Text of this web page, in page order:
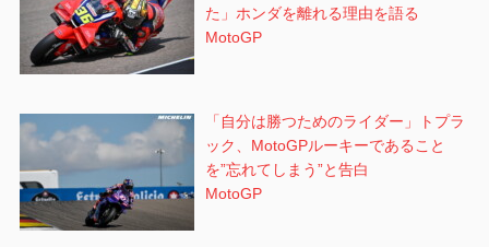
パー
ク
ホン
HRC
カ・
マリ
ーニ
た」ホンダを離れる理由を語る
MotoGP
「自分は勝つためのライダー」トプラ
ック、MotoGPルーキーであること
を”忘れてしまう”と告白
MotoGP